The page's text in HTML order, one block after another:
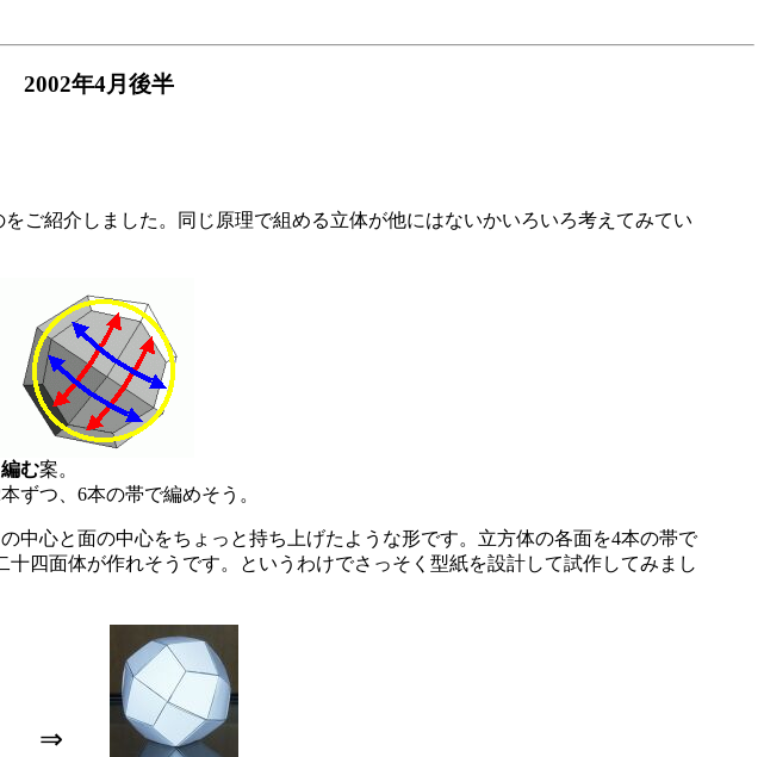
2002年4月後半
ご紹介しました。同じ原理で組める立体が他にはないかいろいろ考えてみてい
編む案。
ずつ、6本の帯で編めそう。
心と面の中心をちょっと持ち上げたような形です。立方体の各面を4本の帯で
四面体が作れそうです。というわけでさっそく型紙を設計して試作してみまし
⇒